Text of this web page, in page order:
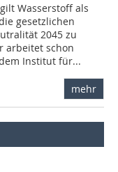
Wasserstoff als
gesetzlichen
2045 zu
arbeitet schon
Institut für...
mehr